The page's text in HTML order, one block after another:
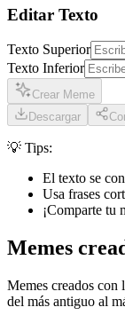
Editar Texto
Texto Superior
Texto Inferior
Crear Meme
Descargar
💡 Tips:
El texto se
Usa frases
¡Comparte tu
Memes
Memes creados
del más antiguo al